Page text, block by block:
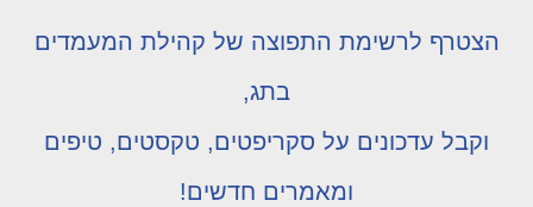
הצטרף לרשימת התפוצה של קהילת המעמדים
בתג,
וקבל עדכונים על סקריפטים, טקסטים, טיפים
ומאמרים חדשים!